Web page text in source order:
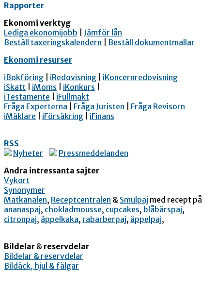
Rapporter
Ekonomi verktyg
Lediga ekonomijobb
Jämför lån
Beställ taxeringskalendern
Beställ dokumentmallar
Ekonomi resurser
iBokföring
iRedovisning
iKoncernredovisning
iSkatt
iMoms iKonkurs
iTestamente
iFullmakt
Fråga Experterna
Fråga Juristen
Fråga Revisorn
iMäklare
iFörsäkring iFinans
RSS
Nyheter
Pressmeddelanden
Andra intressanta sajter
Vykort
Synonymer
Matkanalen, Receptcentralen & Smulpaj med recept på
ananaspaj, chokladmousse, cupcakes, blåbärspaj,
citronpaj, äppelkaka, rabarberpaj, äppelpaj,
Bildelar & reservdelar
Bildelar & reservdelar
Bildäck, hjul & fälgar